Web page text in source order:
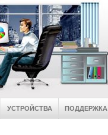
УСТРОЙСТВА ПОДДЕРЖКА